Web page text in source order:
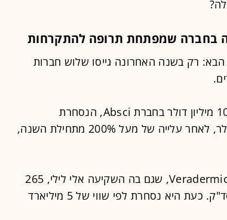
בחברה שמפתחת תרופה להתקרחות
רק בשנה האחרונה גייסו שלוש חברות
אלי לילי הובילה השבוע גיוס הון של 100 מיליון דולר בחברת Absci, הנסחרת
בנאסד"ק לפי שווי של 1.9 מיליארד דולר, לאחר עלייה של מעל 200% מתחילת השנה,
מוקדם יותר השנה, בפברואר, גייסה Veradermics, שגם בה השקיעה אלי לילי, 265
מיליון דולר בהנפקתה הראשונה בנאסד"ק. כעת היא נסחרת לפי שווי של 5 מיליארד